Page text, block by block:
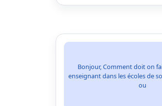
Bonjour, Comment doit on
enseignant dans les écoles de
ou